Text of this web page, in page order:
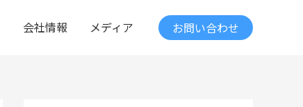
会社情報 メディア お問い合わせ